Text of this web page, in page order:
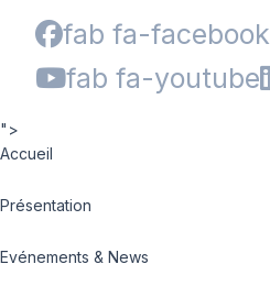
fab fa-facebook
fab fa-youtube
">
Accueil
Présentation
Evénements & News